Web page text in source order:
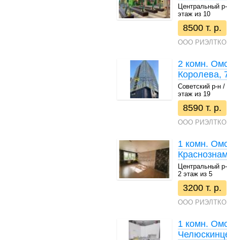
Центральный
этаж из 10
8500 т. р.
ООО
2 комн.
Королева,
Советский р-н
этаж из 19
8590 т. р.
ООО
1 комн.
Центральный
2 этаж из 5
3200 т. р.
ООО
1 комн.